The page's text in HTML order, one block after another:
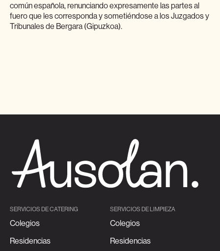
común española, renunciando expresamente las partes al
fuero que les corresponda y sometiéndose a los Juzgados y
Tribunales de Bergara (Gipuzkoa).
SERVICIOS DE CATERING
Colegios
Residencias
SERVICIOS DE LIMPIEZA
Colegios
Residencias